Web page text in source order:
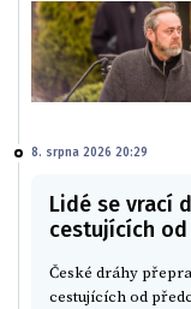
8. srpna 2026 20:29
Lidé se vrací
cestujících
České dráhy
cestujících od